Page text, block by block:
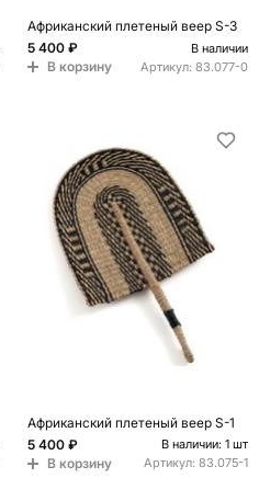
Африканский плетеный веер S-3
5 400 ₽
В наличии
В корзину Артикул: 83.077-0
Африканский плетеный веер S-1
5 400 ₽
В наличии: 1 шт
В корзину Артикул: 83.075-1